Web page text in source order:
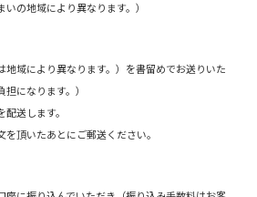
いの地域により異なります。）
地域により異なります。）を書留めでお送りいた
になります。）
送します。
頂いたあとにご郵送ください。